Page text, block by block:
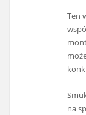
Ten
na